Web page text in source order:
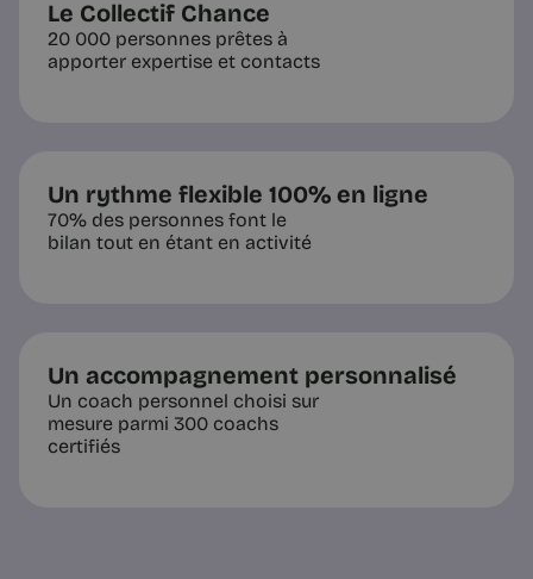
Le Collectif Chance
20 000 personnes prêtes à
apporter expertise et contacts
Un rythme flexible 100% en ligne
70% des personnes font le
bilan tout en étant en activité
Un accompagnement personnalisé
Un coach personnel choisi sur
mesure parmi 300 coachs
certifiés